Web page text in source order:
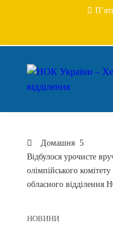
Домашня
Відбулося урочисте
олімпійського
обласного відділення
НОВИНИ